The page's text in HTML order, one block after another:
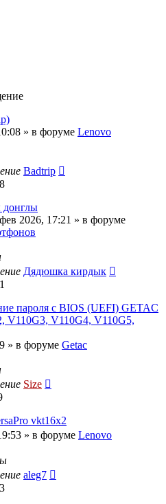
» в форуме Lenovo
Badtrip
донглы
2026, 17:21 » в форуме
Дядюшка кирдык
пароля с BIOS (UEFI) GETAC
V110G3, V110G4, V110G5,
» в форуме Getac
Size
vkt16x2
» в форуме Lenovo
aleg7